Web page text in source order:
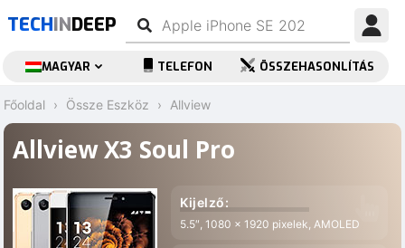
TECHINDEEP
MAGYAR TELEFON ÖSSZEHASONLÍTÁS
Főoldal Össze Eszköz Allview
Allview X3 Soul Pro
Kijelző:
5.5″, 1080 x 1920 pixelek, AMOLED